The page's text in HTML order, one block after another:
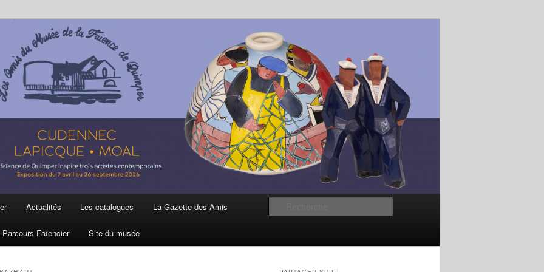
et de la Faïence de Quimper
Actualités Les catalogues La Gazette des Amis
Parcours Faïencier Site du musée